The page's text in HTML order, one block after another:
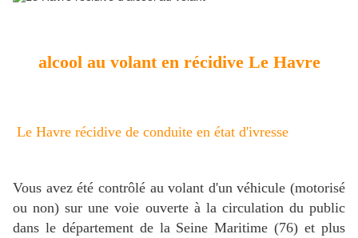
alcool au volant en récidive Le Havre
Le Havre récidive de conduite en état d'ivresse
Vous avez été contrôlé au volant d'un véhicule (motorisé
ou non) sur une voie ouverte à la circulation du public
dans le département de la Seine Maritime (76) et plus